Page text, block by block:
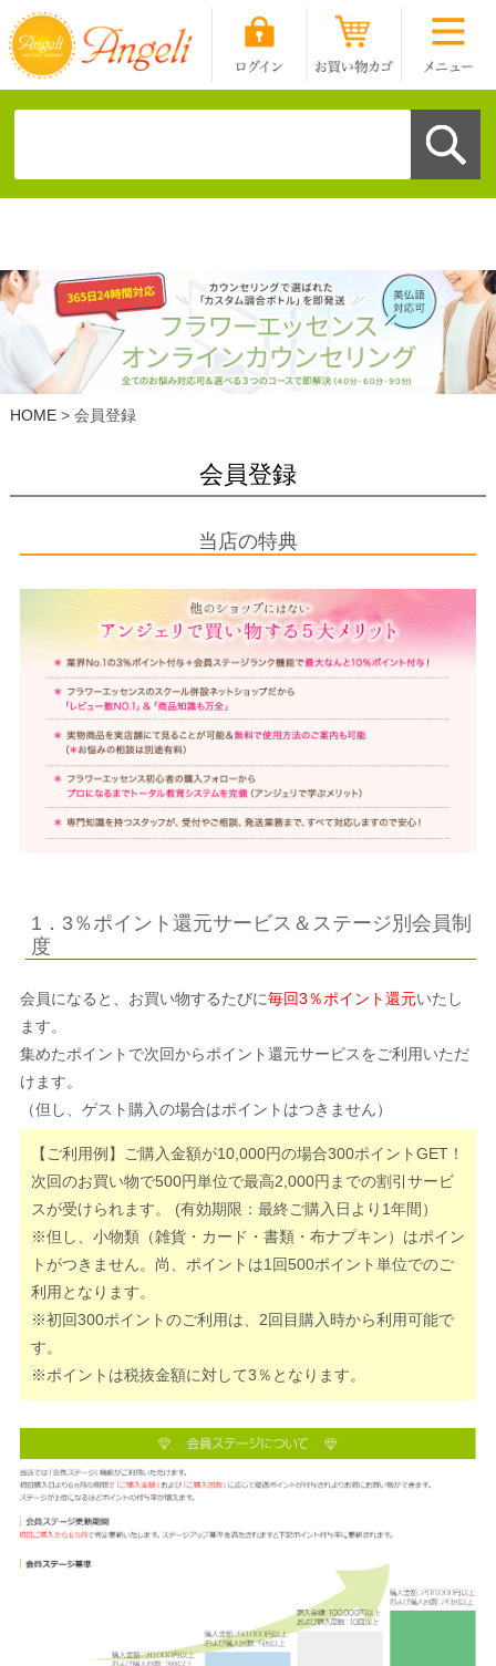
HOME 会員登録
会員登録
当店の特典
1．3％ポイント還元サービス＆ステージ別会員制
度
会員になると、お買い物するたびに毎回3％ポイント還元いたし
ます。
集めたポイントで次回からポイント還元サービスをご利用いただ
けます。
（但し、ゲスト購入の場合はポイントはつきません）
【ご利用例】ご購入金額が10,000円の場合300ポイントGET！
次回のお買い物で500円単位で最高2,000円までの割引サービ
スが受けられます。 (有効期限：最終ご購入日より1年間）
※但し、小物類（雑貨・カード・書類・布ナプキン）はポイン
トがつきません。尚、ポイントは1回500ポイント単位でのご
利用となります。
※初回300ポイントのご利用は、2回目購入時から利用可能で
す。
※ポイントは税抜金額に対して3％となります。